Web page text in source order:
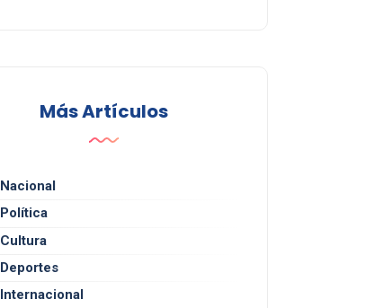
Más Artículos
Nacional
Política
Cultura
Deportes
Internacional